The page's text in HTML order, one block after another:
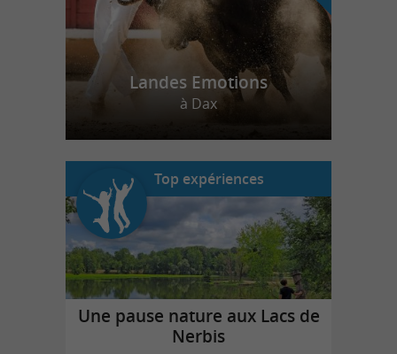
Landes Emotions
à Dax
Top expériences
Une pause nature aux Lacs de
Nerbis